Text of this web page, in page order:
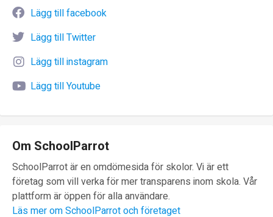
Lägg till facebook
Lägg till Twitter
Lägg till instagram
Lägg till Youtube
Om SchoolParrot
SchoolParrot är en omdömesida för skolor. Vi är ett
företag som vill verka för mer transparens inom skola. Vår
plattform är öppen för alla användare.
Läs mer om SchoolParrot och företaget